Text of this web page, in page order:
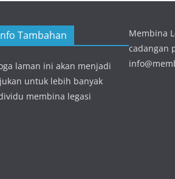
Tambahan
laman ini akan menjadi
untuk lebih banyak
membina legasi
Membina
cadangan